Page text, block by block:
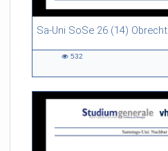
Sa-Uni SoSe 26 (14) Obrecht
46:53 duration
532